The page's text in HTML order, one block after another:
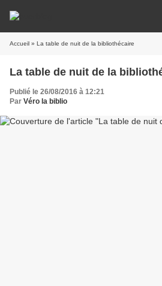
Accueil » La table de nuit de la bibliothécaire
La table de nuit de la
Publié le 26/08/2016 à 12:21
Par Véro la biblio